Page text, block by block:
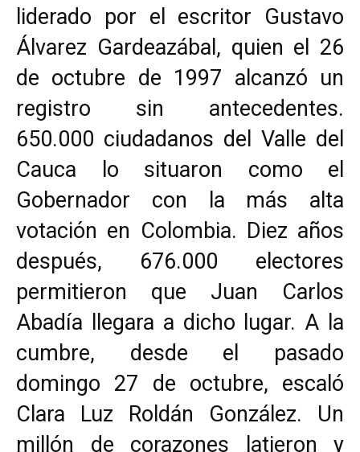
liderado por el escritor Gustavo
Álvarez Gardeazábal, quien el 26
de octubre de 1997 alcanzó un
registro sin antecedentes.
650.000 ciudadanos del Valle del
Cauca lo situaron como el
Gobernador con la más alta
votación en Colombia. Diez años
después, 676.000 electores
permitieron que Juan Carlos
Abadía llegara a dicho lugar. A la
cumbre, desde el pasado
domingo 27 de octubre, escaló
Clara Luz Roldán González. Un
millón de corazones latieron y